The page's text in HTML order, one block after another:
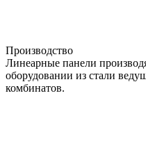
Производство
Линеарные панели
оборудовании из стали
комбинатов.